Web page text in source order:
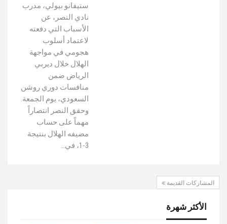
ستيفانو بيولي، مدرب
نادي النصر، عن
الأسباب التي دفعته
لاعتماد أسلوب
هجومي في مواجهة
الهلال خلال ديربي
الرياض ضمن
منافسات دوري روشن
السعودي، يوم الجمعة.
وحقق النصر انتصاراً
مهماً على حساب
مضيفه الهلال بنتيجة
3-1، في…
المشاركات القديمة
الأكثر شهرة